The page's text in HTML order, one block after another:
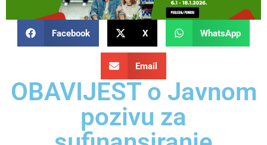
Facebook X WhatsApp
Email
OBAVIJEST o Javnom
pozivu za